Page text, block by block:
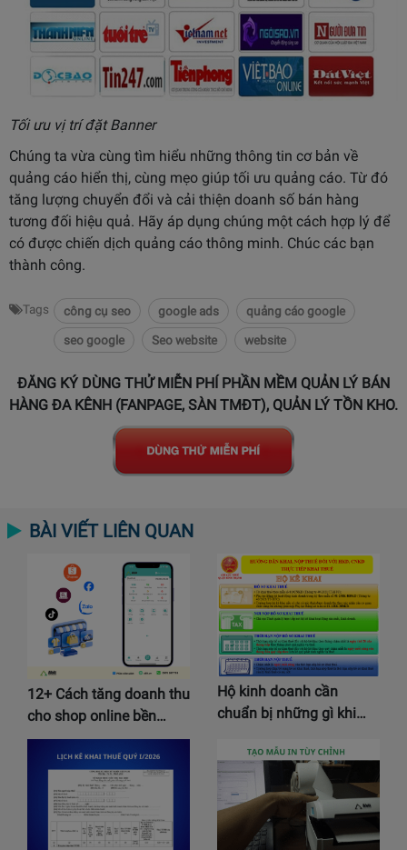
Tối ưu vị trí đặt Banner
Chúng ta vừa cùng tìm hiểu những thông tin cơ bản về
quảng cáo hiển thị, cùng mẹo giúp tối ưu quảng cáo. Từ đó
tăng lượng chuyển đổi và cải thiện doanh số bán hàng
tương đối hiệu quả. Hãy áp dụng chúng một cách hợp lý để
có được chiến dịch quảng cáo thông minh. Chúc các bạn
thành công.
Tags công cụ seo google ads
quảng cáo google
seo google
Seo website website
ĐĂNG KÝ DÙNG THỬ MIỄN PHÍ PHẦN MỀM QUẢN LÝ BÁN
HÀNG ĐA KÊNH (FANPAGE, SÀN TMĐT), QUẢN LÝ TỒN KHO.
BÀI VIẾT LIÊN QUAN
12+ Cách tăng doanh thu
cho shop online bền…
Hộ kinh doanh cần
chuẩn bị những gì khi…